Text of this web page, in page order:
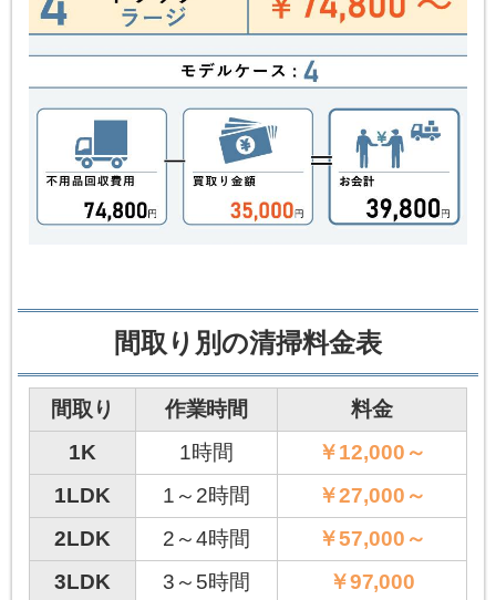
間取り別の清掃料金表
間取り 作業時間
料金
1K
1時間
￥12,000～
1LDK
1～2時間
￥27,000～
2LDK
2～4時間
￥57,000～
3LDK
3～5時間
￥97,000